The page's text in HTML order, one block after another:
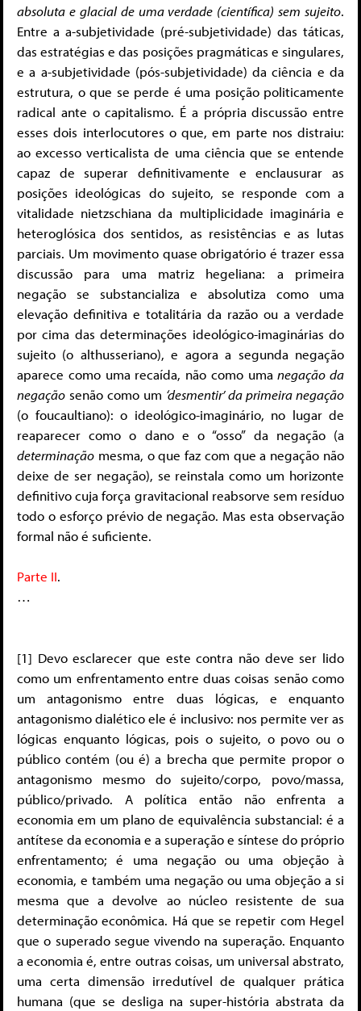
absoluta e glacial de uma verdade (científica) sem sujeito.
Entre a a-subjetividade (pré-subjetividade) das táticas,
das estratégias e das posições pragmáticas e singulares,
e a a-subjetividade (pós-subjetividade) da ciência e da
estrutura, o que se perde é uma posição politicamente
radical ante o capitalismo. É a própria discussão entre
esses dois interlocutores o que, em parte nos distraiu:
ao excesso verticalista de uma ciência que se entende
capaz de superar definitivamente e enclausurar as
posições ideológicas do sujeito, se responde com a
vitalidade nietzschiana da multiplicidade imaginária e
heteroglósica dos sentidos, as resistências e as lutas
parciais. Um movimento quase obrigatório é trazer essa
discussão para uma matriz hegeliana: a primeira
negação se substancializa e absolutiza como uma
elevação definitiva e totalitária da razão ou a verdade
por cima das determinações ideológico-imaginárias do
sujeito (o althusseriano), e agora a segunda negação
aparece como uma recaída, não como umanegação da
negação senão como um ‘desmentir’ da primeira negação
(o foucaultiano): o ideológico-imaginário, no lugar de
reaparecer como o dano e o “osso” da negação (a
determinação mesma, o que faz com que a negação não
deixe de ser negação), se reinstala como um horizonte
definitivo cuja força gravitacional reabsorve sem resíduo
todo o esforço prévio de negação. Mas esta observação
formal não é suficiente.
Parte II.
…
[1] Devo esclarecer que este contra não deve ser lido
como um enfrentamento entre duas coisas senão como
um antagonismo entre duas lógicas, e enquanto
antagonismo dialético ele é inclusivo: nos permite ver as
lógicas enquanto lógicas, pois o sujeito, o povo ou o
público contém (ou é) a brecha que permite propor o
antagonismo mesmo do sujeito/corpo, povo/massa,
público/privado. A política então não enfrenta a
economia em um plano de equivalência substancial: é a
antítese da economia e a superação e síntese do próprio
enfrentamento; é uma negação ou uma objeção à
economia, e também uma negação ou uma objeção a si
mesma que a devolve ao núcleo resistente de sua
determinação econômica. Há que se repetir com Hegel
que o superado segue vivendo na superação. Enquanto
a economia é, entre outras coisas, um universal abstrato,
uma certa dimensão irredutível de qualquer prática
humana (que se desliga na super-história abstrata da